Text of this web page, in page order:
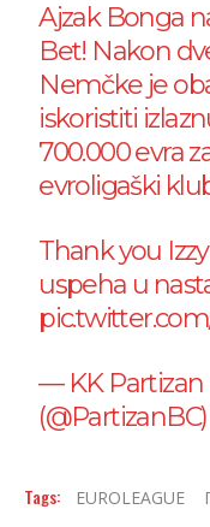
Ajzak Bonga
Bet! Nakon
Nemčke je
iskoristiti
700.000 evra
evroligaški
Thank you
uspeha u
— KK Partizan
(@PartizanBC)
Tags: EUROLEAGUE